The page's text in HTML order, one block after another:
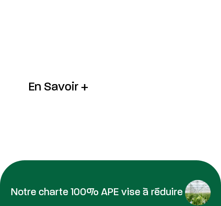
En Savoir +
Notre charte 100% APE vise à réduire